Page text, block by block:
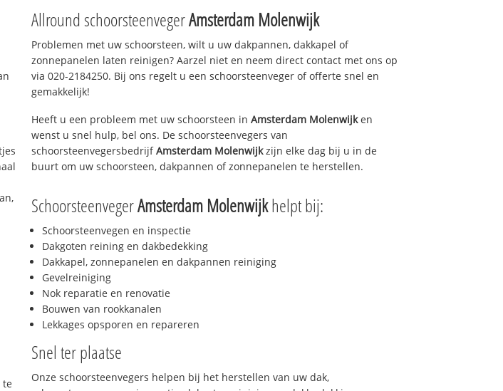
te
Allround schoorsteenvegerAmsterdam Molenwijk
Problemen met uw schoorsteen, wilt u uw dakpannen, dakkapel of
zonnepanelen laten reinigen? Aarzel niet en neem direct contact met ons op
via 020-2184250. Bij ons regelt u een schoorsteenveger of offerte snel en
gemakkelijk!
Heeft u een probleem met uw schoorsteen in Amsterdam Molenwijken
wenst u snel hulp, bel ons. De schoorsteenvegers van
schoorsteenvegersbedrijfAmsterdam Molenwijkzijn elke dag bij u in de
buurt om uw schoorsteen, dakpannen of zonnepanelen te herstellen.
SchoorsteenvegerAmsterdam Molenwijkhelpt bij:
Schoorsteenvegen en inspectie
Dakgoten reining en dakbedekking
Dakkapel, zonnepanelen en dakpannen reiniging
Gevelreiniging
Nok reparatie en renovatie
Bouwen van rookkanalen
Lekkages opsporen en repareren
Snel ter plaatse
Onze schoorsteenvegers helpen bij het herstellen van uw dak,